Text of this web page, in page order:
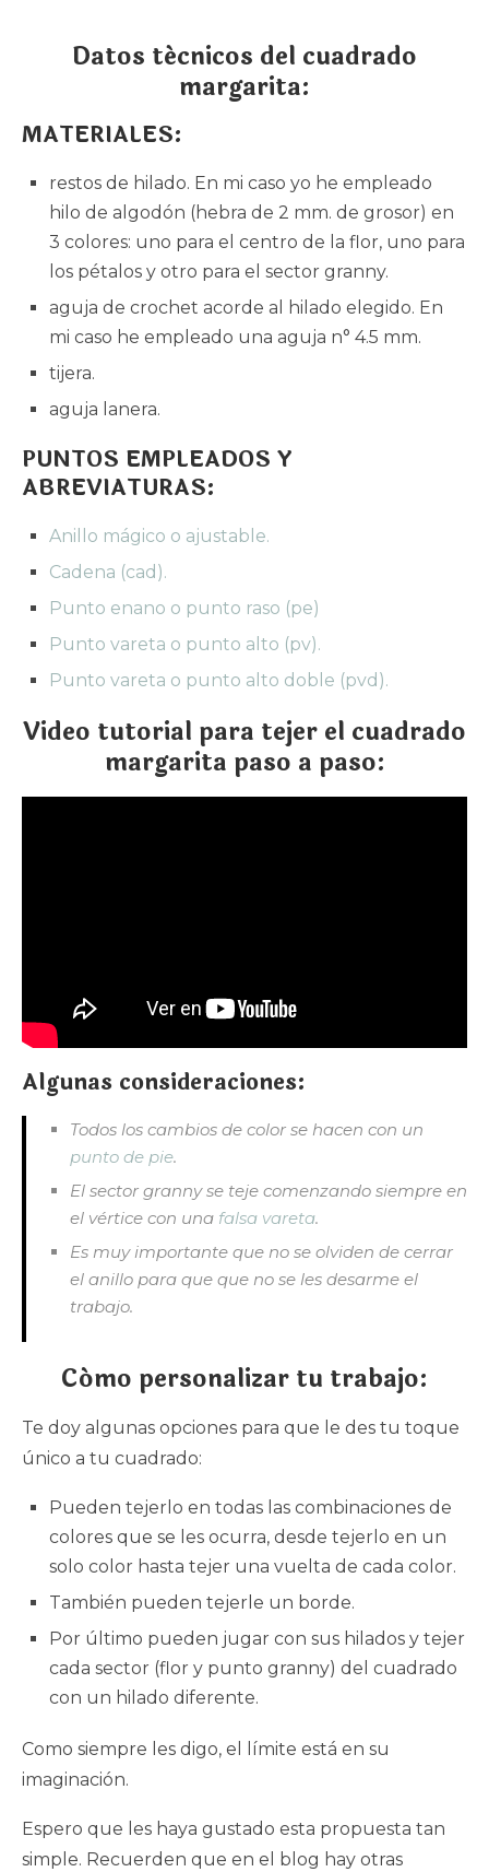
Datos técnicos del cuadrado
margarita:
MATERIALES:
restos de hilado. En mi caso yo he empleado
hilo de algodón (hebra de 2 mm. de grosor) en
3 colores: uno para el centro de la flor, uno para
los pétalos y otro para el sector granny.
aguja de crochet acorde al hilado elegido. En
mi caso he empleado una aguja n° 4.5 mm.
tijera.
aguja lanera.
PUNTOS EMPLEADOS Y
ABREVIATURAS:
Anillo mágico o ajustable.
Cadena (cad).
Punto enano o punto raso (pe)
Punto vareta o punto alto (pv).
Punto vareta o punto alto doble (pvd).
Video tutorial para tejer el cuadrado
margarita paso a paso:
Algunas consideraciones:
Todos los cambios de color se hacen con un
punto de pie.
El sector granny se teje comenzando siempre en
el vértice con una falsa vareta.
Es muy importante que no se olviden de cerrar
el anillo para que que no se les desarme el
trabajo.
Cómo personalizar tu trabajo:
Te doy algunas opciones para que le des tu toque
único a tu cuadrado:
Pueden tejerlo en todas las combinaciones de
colores que se les ocurra, desde tejerlo en un
solo color hasta tejer una vuelta de cada color.
También pueden tejerle un borde.
Por último pueden jugar con sus hilados y tejer
cada sector (flor y punto granny) del cuadrado
con un hilado diferente.
Como siempre les digo, el límite está en su
imaginación.
Espero que les haya gustado esta propuesta tan
simple. Recuerden que en el blog hay otras